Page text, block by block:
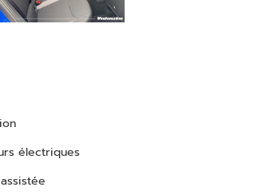
électriques